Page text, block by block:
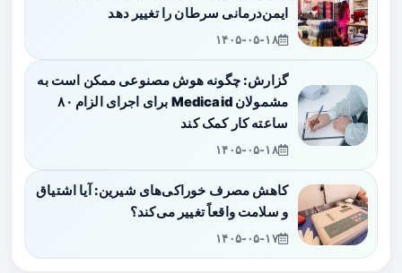
ایمن‌درمانی سرطان را تغییر دهد
۱۴۰۵-۰۵-۱۸
گزارش: چگونه هوش مصنوعی ممکن است به
مشمولان Medicaid برای اجرای الزام ۸۰
ساعته کار کمک کند
۱۴۰۵-۰۵-۱۸
کاهش مصرف خوراکی‌های شیرین: آیا اشتیاق
و سلامت واقعاً تغییر می‌کند؟
۱۴۰۵-۰۵-۱۷